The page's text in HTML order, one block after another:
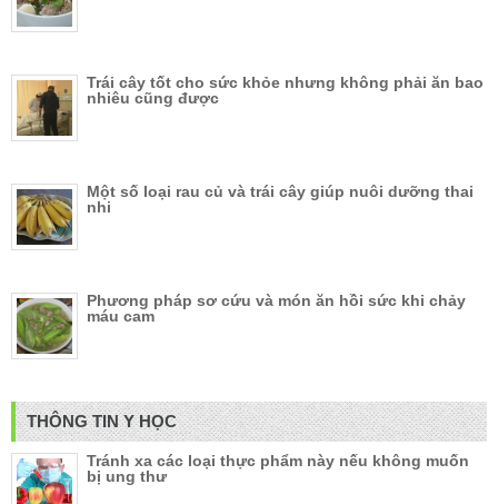
Trái cây tốt cho sức khỏe nhưng không phải ăn bao
nhiêu cũng được
Một số loại rau củ và trái cây giúp nuôi dưỡng thai
nhi
Phương pháp sơ cứu và món ăn hồi sức khi chảy
máu cam
THÔNG TIN Y HỌC
Tránh xa các loại thực phẩm này nếu không muốn
bị ung thư